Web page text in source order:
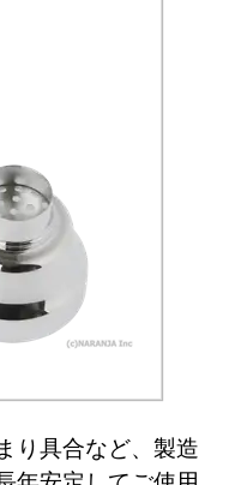
り具合など、製造